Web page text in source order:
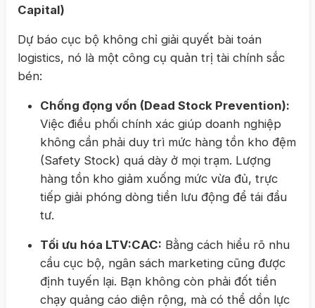
Capital)
Dự báo cục bộ không chỉ giải quyết bài toán
logistics, nó là một công cụ quản trị tài chính sắc
bén:
Chống đọng vốn (Dead Stock Prevention):
Việc điều phối chính xác giúp doanh nghiệp
không cần phải duy trì mức hàng tồn kho đệm
(Safety Stock) quá dày ở mọi trạm. Lượng
hàng tồn kho giảm xuống mức vừa đủ, trực
tiếp giải phóng dòng tiền lưu động để tái đầu
tư.
Tối ưu hóa LTV:CAC: Bằng cách hiểu rõ nhu
cầu cục bộ, ngân sách marketing cũng được
định tuyến lại. Bạn không còn phải đốt tiền
chạy quảng cáo diện rộng, mà có thể dồn lực